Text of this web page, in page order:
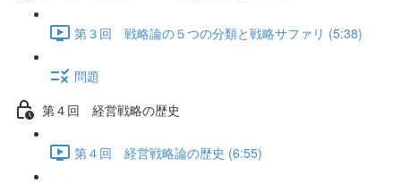
第３回 戦略論の５つの分類と戦略サファリ (5:38)
問題
第４回 経営戦略の歴史
第４回 経営戦略論の歴史 (6:55)